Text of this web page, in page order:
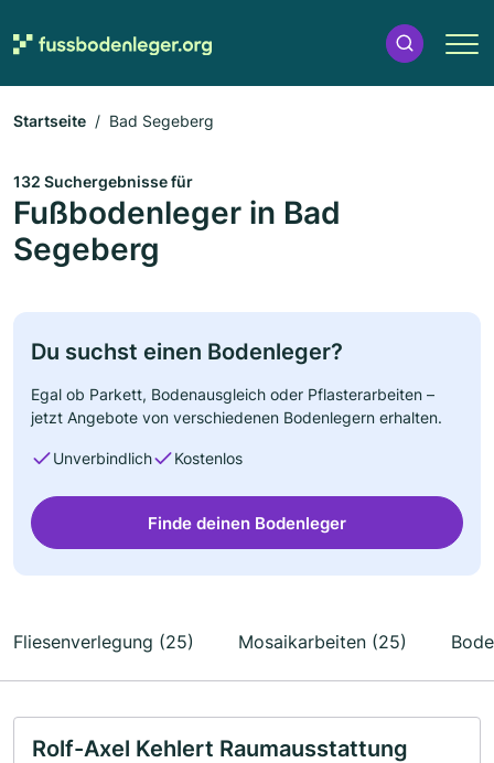
Startseite Bad Segeberg
132 Suchergebnisse für
Fußbodenleger in Bad
Segeberg
Du suchst einen Bodenleger?
Egal ob Parkett, Bodenausgleich oder Pflasterarbeiten –
jetzt Angebote von verschiedenen Bodenlegern erhalten.
Unverbindlich Kostenlos
Finde deinen Bodenleger
Fliesenverlegung (25) Mosaikarbeiten (25)
Rolf-Axel Kehlert Raumausstattung